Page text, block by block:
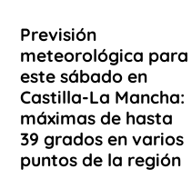
Previsión
meteorológica para
este sábado en
Castilla-La Mancha:
máximas de hasta
39 grados en varios
puntos de la región